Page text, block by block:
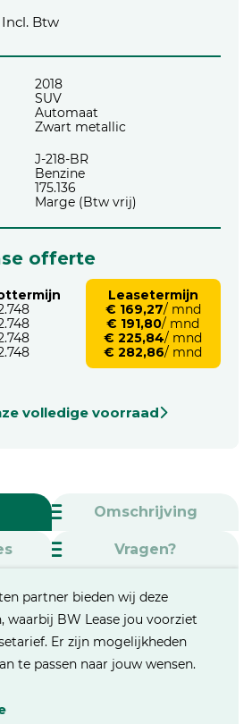
Incl. Btw
2018
SUV
Automaat
Zwart metallic
J-218-BR
Benzine
175.136
Marge (Btw vrij)
offerte
Leasetermijn
€ 169,27/ mnd
€ 191,80/ mnd
€ 225,84/ mnd
€ 282,86/ mnd
volledige voorraad
Omschrijving
Vragen?
partner bieden wij deze
waarbij BW Lease jou voorziet
Er zijn mogelijkheden
te passen naar jouw wensen.